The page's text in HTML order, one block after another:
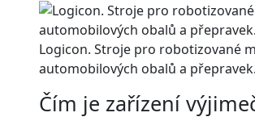
Logicon. Stroje pro robotizované
automobilových obalů a přepravek.
Čím je zařízení